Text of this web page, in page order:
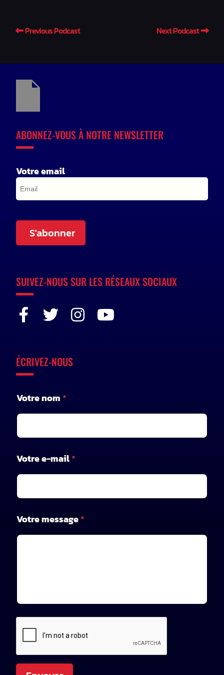
Previous Podcast Next Podcast
ABONNEZ-VOUS À NOTRE NEWSLETTER
Votre email
S'abonner
SUIVEZ-NOUS SUR LES RÉSEAUX SOCIAUX
ÉCRIVEZ-NOUS
o
t
e
-
m
a
l
e
s
Votre nom *
Votre e-mail*
Votre message*